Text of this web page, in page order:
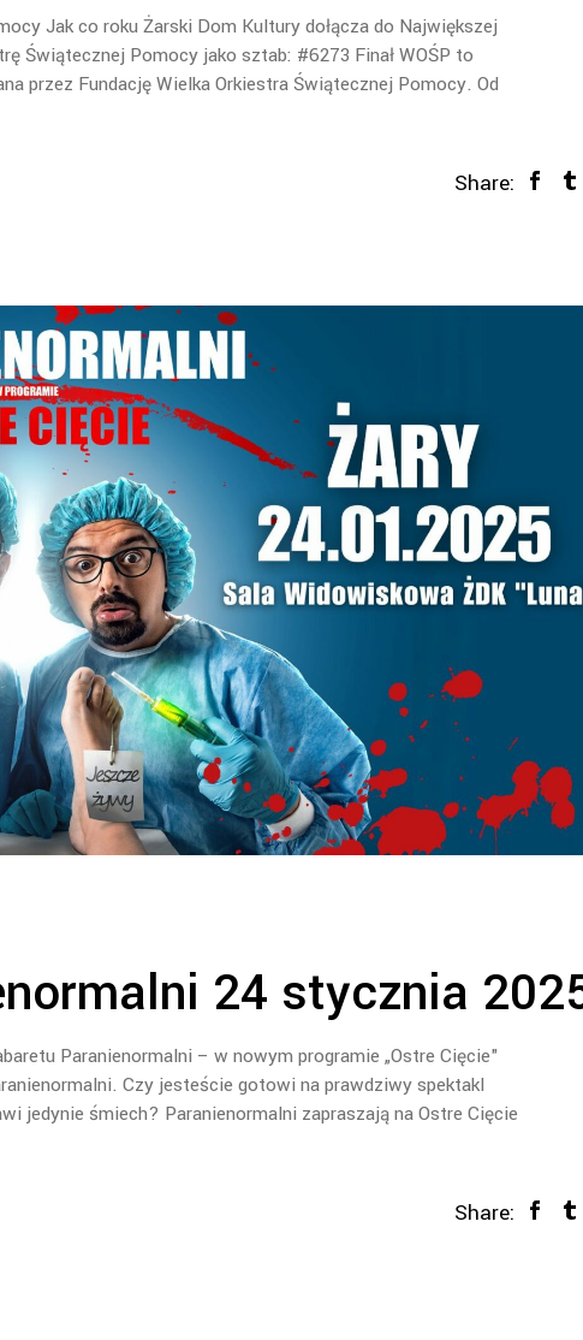
Jak co roku Żarski Dom Kultury dołącza do Największej
Świątecznej Pomocy jako sztab: #6273 Finał WOŚP to
przez Fundację Wielka Orkiestra Świątecznej Pomocy. Od
Share:
24 stycznia
Paranienormalni – w nowym programie „Ostre Cięcie"
Czy jesteście gotowi na prawdziwy spektakl
jedynie śmiech? Paranienormalni zapraszają na Ostre Cięcie
Share: